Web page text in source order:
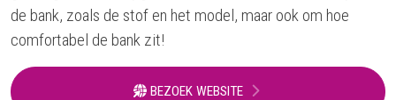
de bank, zoals de stof en het model, maar ook om hoe
comfortabel de bank zit!
BEZOEK WEBSITE